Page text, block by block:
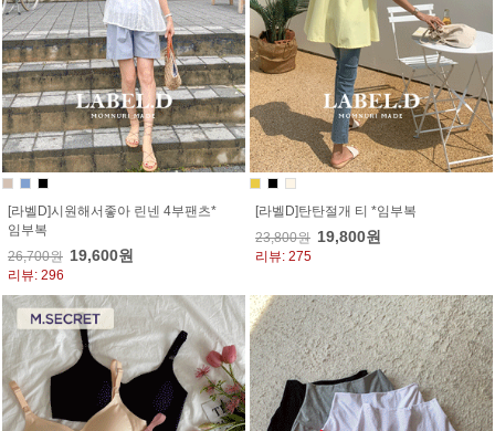
[라벨D]시원해서좋아 린넨 4부팬츠*
임부복
26,700원 19,600원
리뷰: 296
[라벨D]탄탄절개 티 *임부복
23,800원 19,800원
리뷰: 275